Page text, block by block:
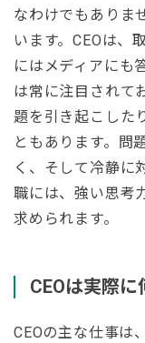
なわけでもありま
います。CEOは、
にはメディアにも
は常に注目されて
題を引き起こした
ともあります。問
く、そして冷静に
職には、強い思考
求められます。
CEOは実際に
CEOの主な仕事は